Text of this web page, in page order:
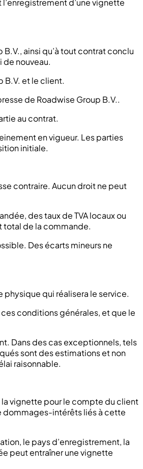
d’une vignette
ainsi qu’à tout contrat conclu
nouveau.
B.V. et le client.
de Roadwise Group B.V..
au contrat.
en vigueur. Les parties
initiale.
contraire. Aucun droit ne peut
des taux de TVA locaux ou
total de la commande.
Des écarts mineurs ne
physique qui réalisera le service.
conditions générales, et que le
Dans des cas exceptionnels, tels
sont des estimations et non
raisonnable.
la vignette pour le compte du client
dommages-intérêts liés à cette
le pays d’enregistrement, la
peut entraîner une vignette